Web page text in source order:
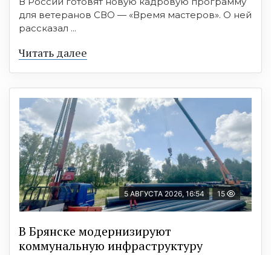
для ветеранов СВО — «Время мастеров». О ней
рассказал ...
Читать далее
5 АВГУСТА 2026, 16:54 15
В Брянске модернизируют
коммунальную инфраструктуру